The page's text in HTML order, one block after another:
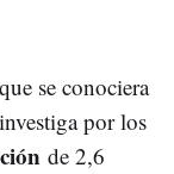
se conociera
por los
de 2,6